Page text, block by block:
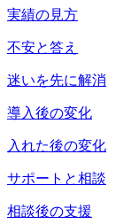
実績の見方
不安と答え
迷いを先に解消
導入後の変化
入れた後の変化
サポートと相談
相談後の支援